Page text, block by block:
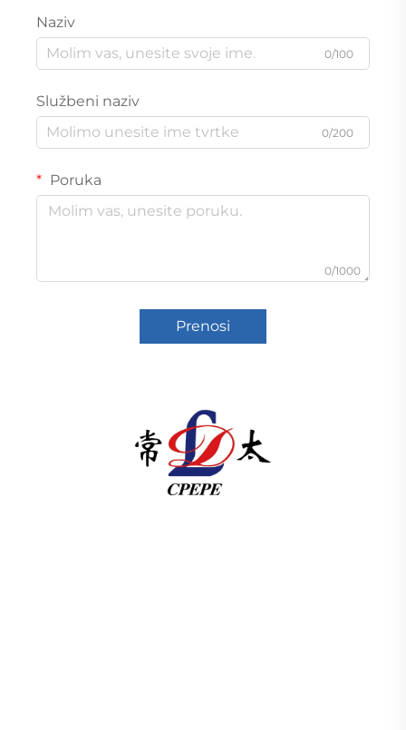
Naziv
0/100
Službeni naziv
0/200
Poruka
0/1000
Prenosi